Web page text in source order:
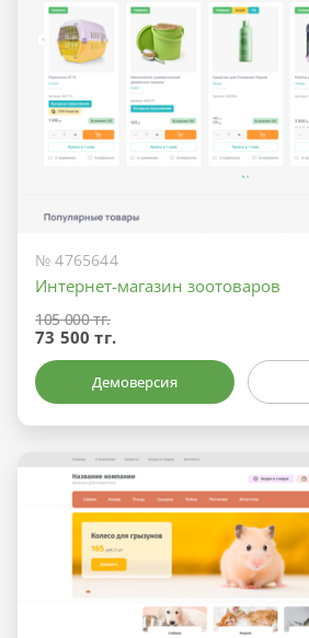
№ 4765644
Интернет-магазин зоотоваров
105 000 тг.
73 500 тг.
Демоверсия